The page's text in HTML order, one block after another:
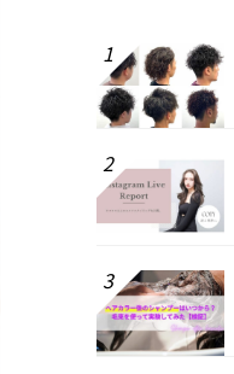
1
2
3